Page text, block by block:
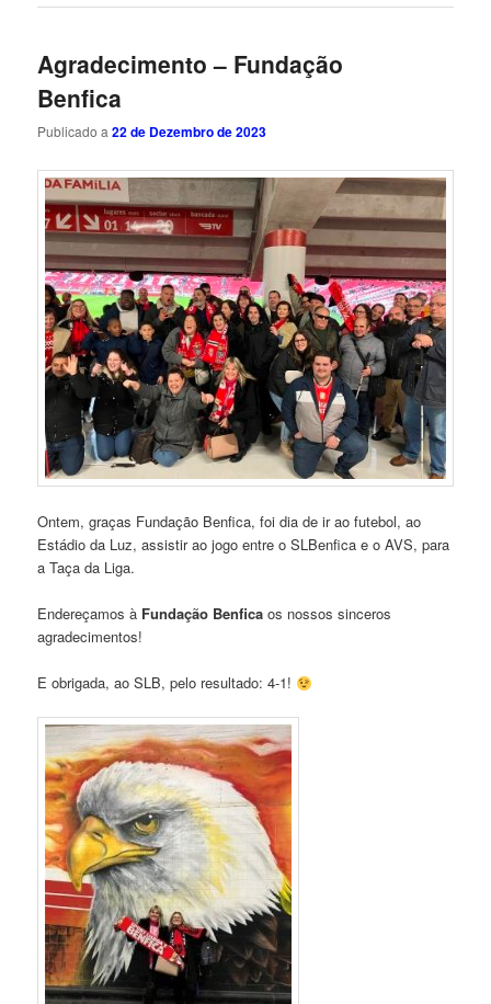
Agradecimento – Fundação
Benfica
Publicado a22 de Dezembro de 2023
Ontem, graças Fundação Benfica, foi dia de ir ao futebol, ao
Estádio da Luz, assistir ao jogo entre o SLBenfica e o AVS, para
a Taça da Liga.
Endereçamos à Fundação Benficaos nossos sinceros
agradecimentos!
E obrigada, ao SLB, pelo resultado: 4-1!